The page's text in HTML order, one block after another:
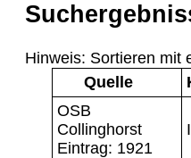
Hinweis: Sortieren mit
Quelle
OSB
Collinghorst
Eintrag: 1921